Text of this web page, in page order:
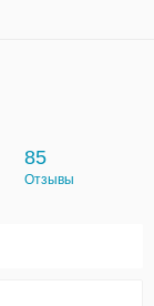
85
Отзывы